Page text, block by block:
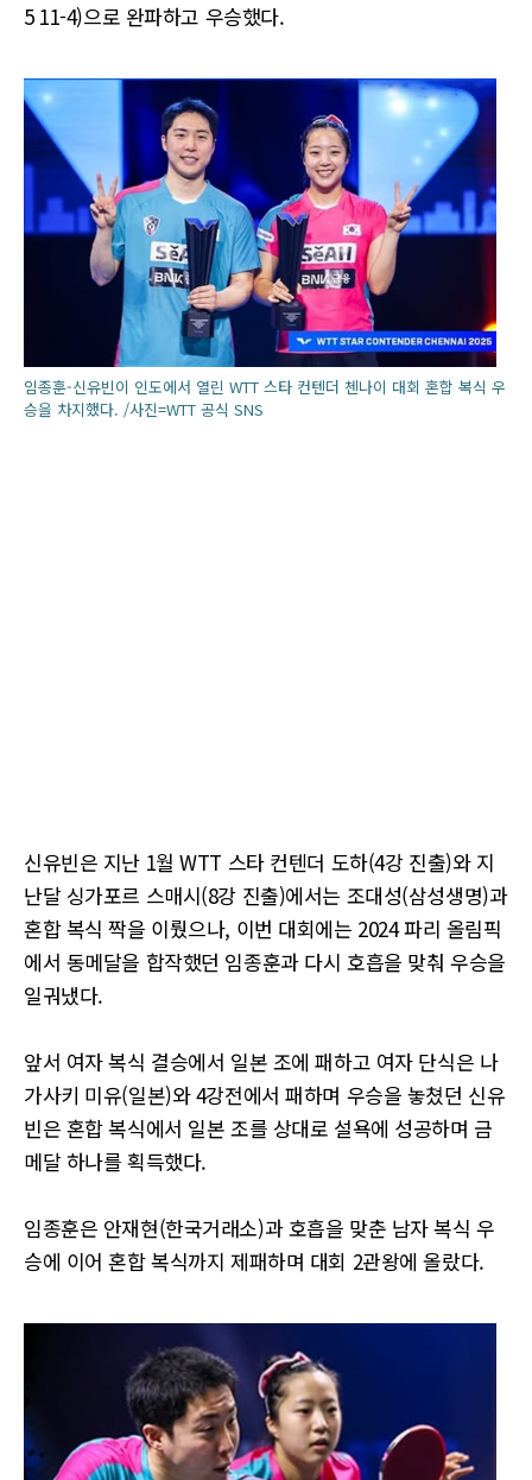
5 11-4)으로 완파하고 우승했다.
임종훈-신유빈이 인도에서 열린 WTT 스타 컨텐더 첸나이 대회 혼합 복식 우
승을 차지했다. /사진=WTT 공식 SNS
신유빈은 지난 1월 WTT 스타 컨텐더 도하(4강 진출)와 지
난달 싱가포르 스매시(8강 진출)에서는 조대성(삼성생명)과
혼합 복식 짝을 이뤘으나, 이번 대회에는 2024 파리 올림픽
에서 동메달을 합작했던 임종훈과 다시 호흡을 맞춰 우승을
일궈냈다.
앞서 여자 복식 결승에서 일본 조에 패하고 여자 단식은 나
가사키 미유(일본)와 4강전에서 패하며 우승을 놓쳤던 신유
빈은 혼합 복식에서 일본 조를 상대로 설욕에 성공하며 금
메달 하나를 획득했다.
임종훈은 안재현(한국거래소)과 호흡을 맞춘 남자 복식 우
승에 이어 혼합 복식까지 제패하며 대회 2관왕에 올랐다.